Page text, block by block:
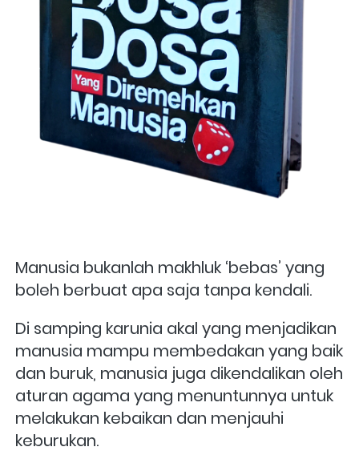
Manusia bukanlah makhluk ‘bebas’ yang
boleh berbuat apa saja tanpa kendali.
Di samping karunia akal yang menjadikan
manusia mampu membedakan yang baik
dan buruk, manusia juga dikendalikan oleh
aturan agama yang menuntunnya untuk
melakukan kebaikan dan menjauhi
keburukan.